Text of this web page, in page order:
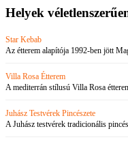
Helyek
Star Kebab
Az étterem alapítója 1992-ben jött
Villa Rosa Étterem
A mediterrán stílusú Villa Rosa
Juhász Testvérek Pincészete
A Juhász testvérek tradicionális